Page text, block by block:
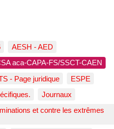
AESH - AED
aca-CAPA-FS/SSCT-CAEN
- Page juridique
ESPE
Journaux
et contre les extrêmes